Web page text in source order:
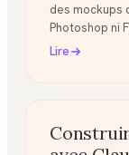
des mockups
Photoshop ni
Lire